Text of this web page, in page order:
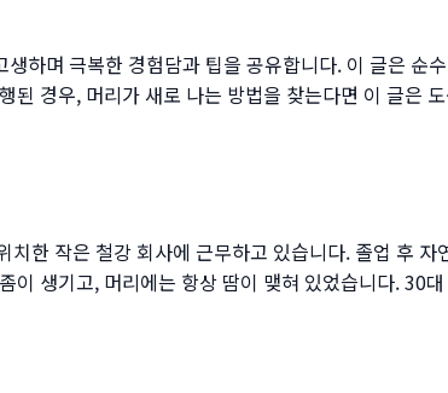
하며 극복한 경험담과 팁을 공유합니다. 이 글은
된 경우, 머리가 새로 나는 방법을 찾는다면 이 글은
한 작은 철강 회사에 근무하고 있습니다. 졸업 후
이 생기고, 머리에는 항상 땀이 맺혀 있었습니다. 30